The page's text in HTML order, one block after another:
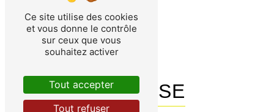
En savoir plus
Contactez-nous
ADRESSE
Ce site utilise des cookies
et vous donne le contrôle
sur ceux que vous
souhaitez activer
Tout accepter
Tout refuser